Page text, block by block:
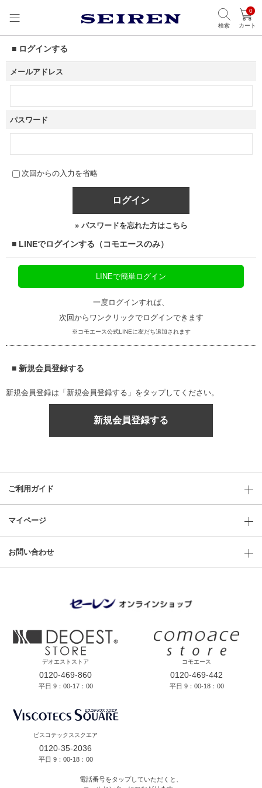
検索
0
カート
■ ログインする
メールアドレス
パスワード
次回からの入力を省略
ログイン
» パスワードを忘れた方はこちら
■ LINEでログインする（コモエースのみ）
LINEで簡単ログイン
一度ログインすれば、
次回からワンクリックでログインできます
※コモエース公式LINEに友だち追加されます
■ 新規会員登録する
新規会員登録は「新規会員登録する」をタップしてください。
新規会員登録する
ご利用ガイド
マイページ
お問い合わせ
デオエストストア
0120-469-860
平日 9：00-17：00
コモエース
0120-469-442
平日 9：00-18：00
ビスコテックススクエア
0120-35-2036
平日 9：00-18：00
電話番号をタップしていただくと、